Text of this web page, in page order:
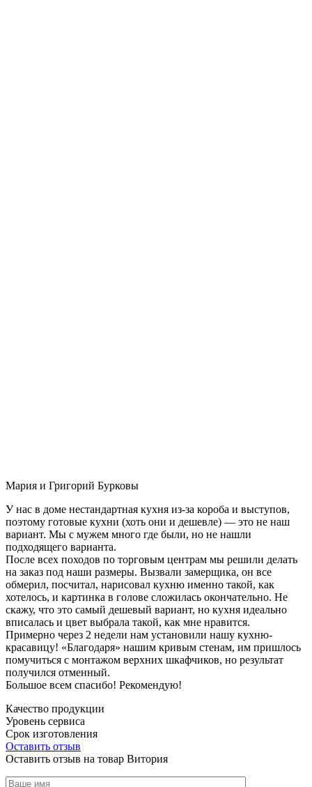
Мария и Григорий Бурковы
У нас в доме нестандартная кухня из-за короба и выступов,
поэтому готовые кухни (хоть они и дешевле) — это не наш
вариант. Мы с мужем много где были, но не нашли
подходящего варианта.
После всех походов по торговым центрам мы решили делать
на заказ под наши размеры. Вызвали замерщика, он все
обмерил, посчитал, нарисовал кухню именно такой, как
хотелось, и картинка в голове сложилась окончательно. Не
скажу, что это самый дешевый вариант, но кухня идеально
вписалась и цвет выбрала такой, как мне нравится.
Примерно через 2 недели нам установили нашу кухню-
красавицу! «Благодаря» нашим кривым стенам, им пришлось
помучиться с монтажом верхних шкафчиков, но результат
получился отменный.
Большое всем спасибо! Рекомендую!
Качество продукции
Уровень сервиса
Срок изготовления
Оставить отзыв
Оставить отзыв на товар Витория